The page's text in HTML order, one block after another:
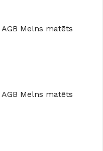
JAUNUMS!
Melns matēts
Melns matēts